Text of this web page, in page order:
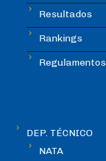
Resultados
Rankings
Regulamentos
DEP. TÉCNICO
NATA